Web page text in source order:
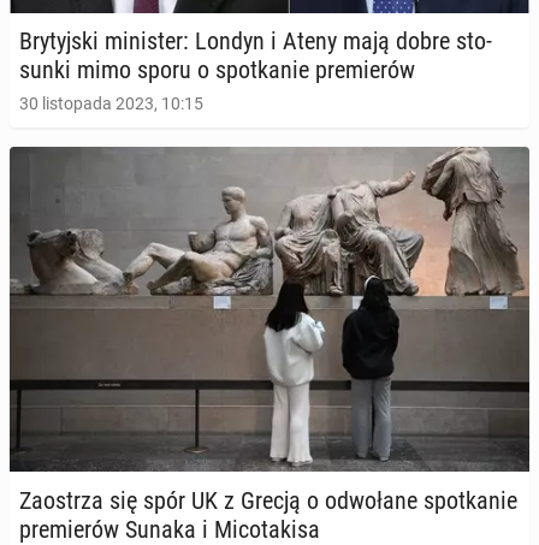
Bry­tyj­ski mi­ni­ster: Londyn i Ateny mają dobre sto­
sun­ki mimo sporu o spo­tka­nie pre­mie­rów
30 listopada 2023, 10:15
Za­ostrza się spór UK z Grecją o od­wo­ła­ne spo­tka­nie
pre­mie­rów Sunaka i Mi­co­ta­ki­sa